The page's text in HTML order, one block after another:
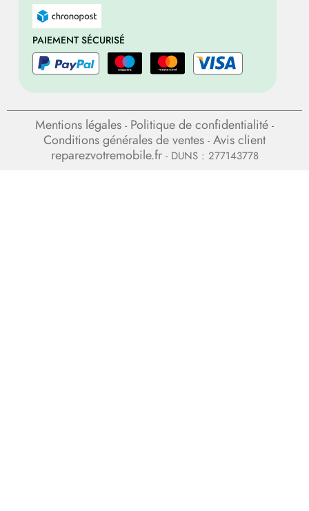
PAIEMENT SÉCURISÉ
Mentions légales - Politique de confidentialité -
Conditions générales de ventes - Avis client
reparezvotremobile.fr- DUNS : 277143778